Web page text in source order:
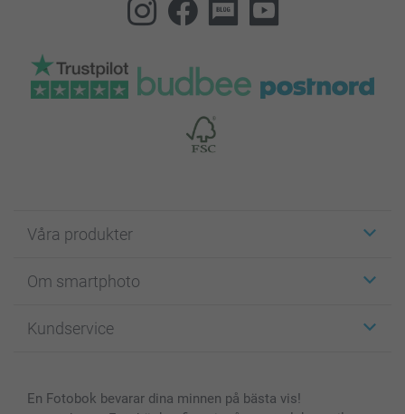
Våra produkter
Fotokort
Fotoböcker
Skal till Mobil & Surfplatta
Om smartphoto
För affiliates
Sitemap
Kundservice
smartbonus
En Fotobok bevarar dina minnen på bästa vis!